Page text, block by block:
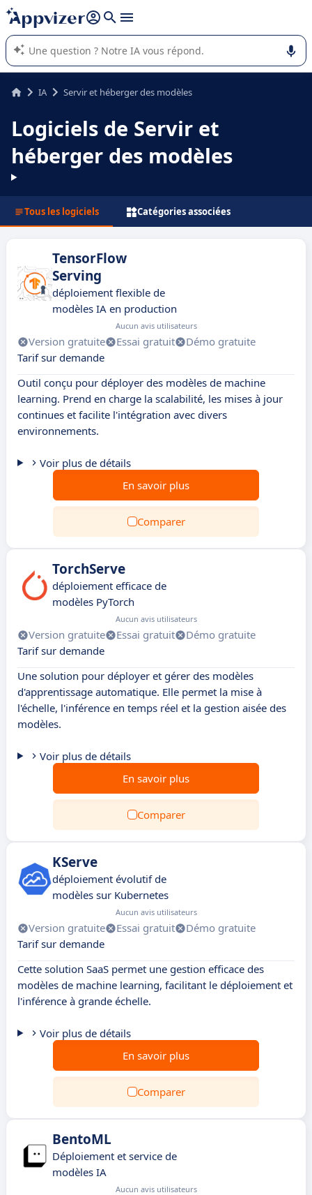
répondre (plusieurs lignes avec
L'IA de Appvizer vous guide dans l'utilisation ou la sélection de
logiciel SaaS en entreprise.
IA Servir et héberger des modèles
Logiciels de Servir et
héberger des modèles
Tous les logiciels Catégories associées
TensorFlow
Serving
déploiement flexible de
modèles IA en production
Aucun avis utilisateurs
Version gratuite Essai gratuit
Démo gratuite
Tarif sur demande
Outil conçu pour déployer des modèles de machine
learning. Prend en charge la scalabilité, les mises à jour
continues et facilite l'intégration avec divers
environnements.
Voir plus de détails
En savoir plus
Comparer
TorchServe
déploiement efficace de
modèles PyTorch
Aucun avis utilisateurs
Version gratuite Essai gratuit
Démo gratuite
Tarif sur demande
Une solution pour déployer et gérer des modèles
d'apprentissage automatique. Elle permet la mise à
l'échelle, l'inférence en temps réel et la gestion aisée des
modèles.
Voir plus de détails
En savoir plus
Comparer
KServe
déploiement évolutif de
modèles sur Kubernetes
Aucun avis utilisateurs
Version gratuite Essai gratuit
Démo gratuite
Tarif sur demande
Cette solution SaaS permet une gestion efficace des
modèles de machine learning, facilitant le déploiement et
l'inférence à grande échelle.
Voir plus de détails
En savoir plus
Comparer
BentoML
Déploiement et service de
modèles IA
Aucun avis utilisateurs